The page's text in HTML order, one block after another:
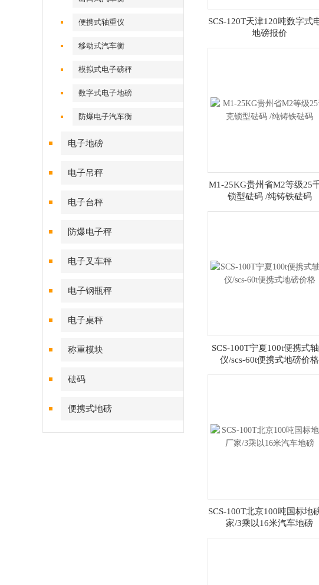
便携式轴重仪
移动式汽车衡
模拟式电子磅秤
数字式电子地磅
防爆电子汽车衡
电子地磅
电子吊秤
电子台秤
防爆电子秤
电子叉车秤
电子钢瓶秤
电子桌秤
称重模块
砝码
便携式地磅
SCS-120T天津120吨数字式
地磅报价
M1-25KG贵州省M2等级25
锁型砝码 /纯铸铁砝码
SCS-100T宁夏100t便携式
仪/scs-60t便携式地磅价格
SCS-100T北京100吨国标地
家/3乘以16米汽车地磅